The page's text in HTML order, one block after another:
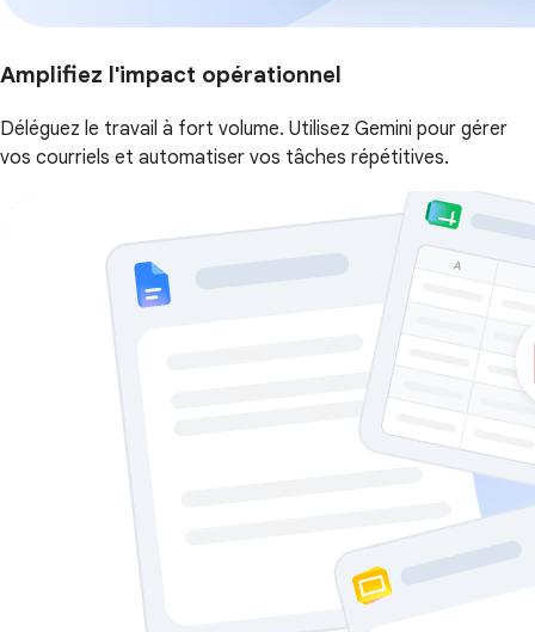
Amplifiez l'impact opérationnel
Déléguez le travail à fort volume. Utilisez Gemini pour gérer
vos courriels et automatiser vos tâches répétitives.